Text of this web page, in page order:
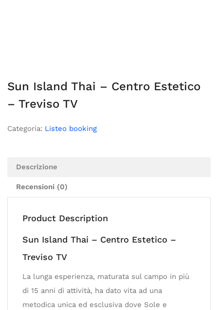
Sun Island Thai – Centro Estetico
– Treviso TV
Categoria: Listeo booking
Descrizione
Recensioni (0)
Product Description
Sun Island Thai – Centro Estetico –
Treviso TV
La lunga esperienza, maturata sul campo in più
di 15 anni di attività, ha dato vita ad una
metodica unica ed esclusiva dove Sole e